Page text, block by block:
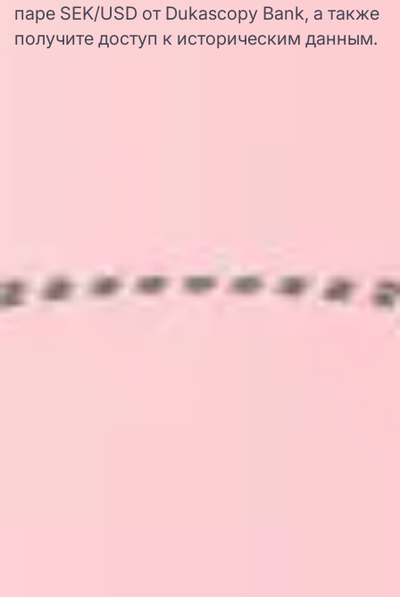
паре SEK/USD от Dukascopy Bank, а также
получите доступ к историческим данным.